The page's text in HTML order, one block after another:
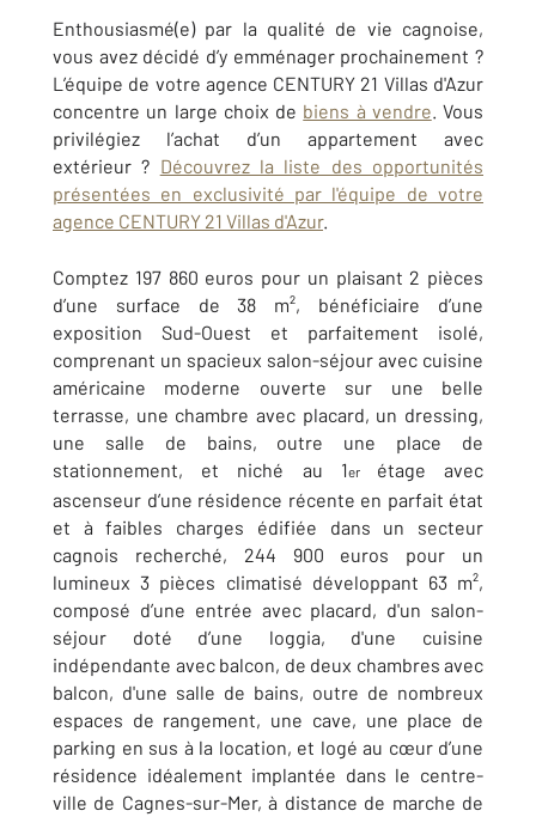
Enthousiasmé(e) par la qualité de vie cagnoise,
vous avez décidé d’y emménager prochainement ?
L’équipe de votre agence CENTURY 21 Villas d'Azur
concentre un large choix de biens à vendre. Vous
privilégiez l’achat d’un appartement avec
extérieur ? Découvrez la liste des opportunités
présentées en exclusivité par l'équipe de votre
agence CENTURY 21 Villas d'Azur.
Comptez 197 860 euros pour un plaisant 2 pièces
d’une surface de 38 m², bénéficiaire d’une
exposition Sud-Ouest et parfaitement isolé,
comprenant un spacieux salon-séjour avec cuisine
américaine moderne ouverte sur une belle
terrasse, une chambre avec placard, un dressing,
une salle de bains, outre une place de
stationnement, et niché au 1er étage avec
ascenseur d’une résidence récente en parfait état
et à faibles charges édifiée dans un secteur
cagnois recherché, 244 900 euros pour un
lumineux 3 pièces climatisé développant 63 m²,
composé d’une entrée avec placard, d'un salon-
séjour doté d’une loggia, d'une cuisine
indépendante avec balcon, de deux chambres avec
balcon, d'une salle de bains, outre de nombreux
espaces de rangement, une cave, une place de
parking en sus à la location, et logé au cœur d’une
résidence idéalement implantée dans le centre-
ville de Cagnes-sur-Mer, à distance de marche de